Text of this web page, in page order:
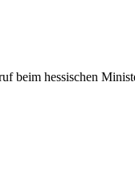
beim hessischen